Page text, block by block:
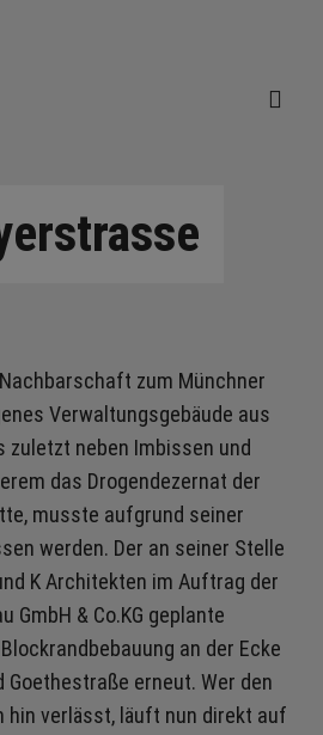
zum Münchner
Verwaltungsgebäude aus
zuletzt neben Imbissen und
das Drogendezernat der
musste aufgrund seiner
werden. Der an seiner Stelle
K Architekten im Auftrag der
GmbH & Co.KG geplante
an der Ecke
Goethestraße erneut. Wer den
hin verlässt, läuft nun direkt auf